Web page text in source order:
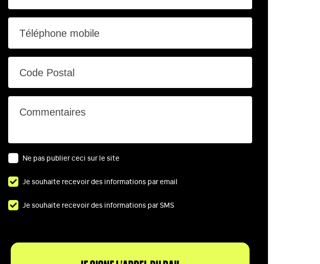
Téléphone mobile
Code Postal
Commentaires
Ne pas publier ceci sur le site
Je souhaite recevoir des informations par email
Je souhaite recevoir des informations par SMS